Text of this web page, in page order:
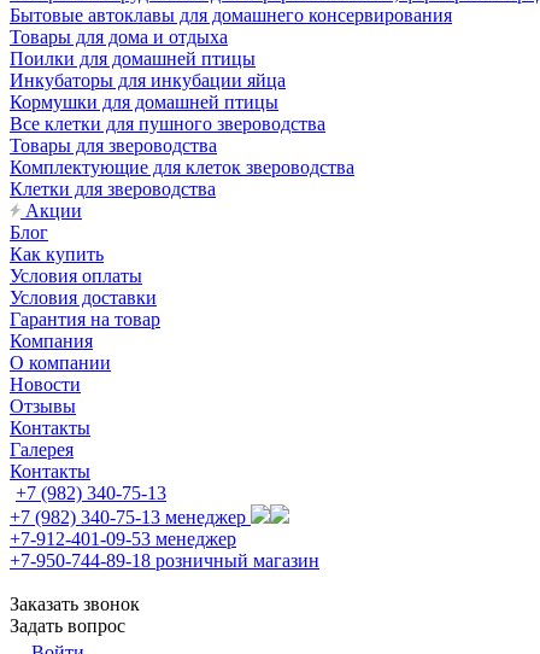
Бытовые автоклавы для домашнего консервирования
Товары для дома и отдыха
Поилки для домашней птицы
Инкубаторы для инкубации яйца
Кормушки для домашней птицы
Все клетки для пушного звероводства
Товары для звероводства
Комплектующие для клеток звероводства
Клетки для звероводства
Акции
Блог
Как купить
Условия оплаты
Условия доставки
Гарантия на товар
Компания
О компании
Новости
Отзывы
Контакты
Галерея
Контакты
+7 (982) 340-75-13
+7 (982) 340-75-13 менеджер
+7-912-401-09-53 менеджер
+7-950-744-89-18 розничный магазин
Заказать звонок
Задать вопрос